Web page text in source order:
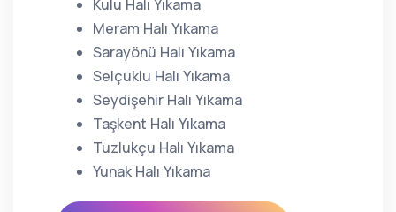
Kulu Halı Yıkama
Meram Halı Yıkama
Sarayönü Halı Yıkama
Selçuklu Halı Yıkama
Seydişehir Halı Yıkama
Taşkent Halı Yıkama
Tuzlukçu Halı Yıkama
Yunak Halı Yıkama